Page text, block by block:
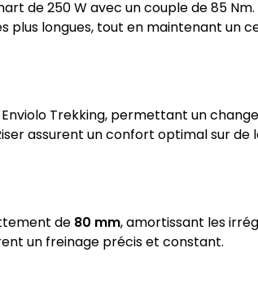
de 250 W avec un couple de 85
plus longues, tout en maintenant un
Trekking, permettant un
assurent un confort optimal sur de
de 80 mm, amortissant les
un freinage précis et constant.